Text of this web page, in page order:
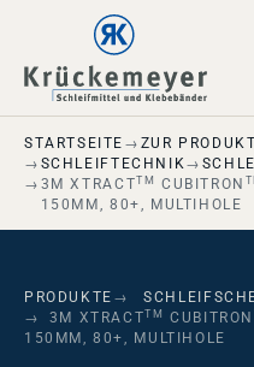
Skip to main navigation
Skip to main content
Skip to page footer
STARTSEITE ZUR
SCHLEIFTECHNIK
3M XTRACTTM CUBITRON
150MM, 80+, MULTIHOLE
PRODUKTE
3M XTRACTTM CUBITRON
150MM, 80+, MULTIHOLE